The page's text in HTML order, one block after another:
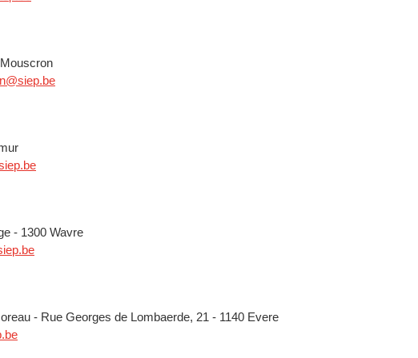
- 1300 Wavre
- Rue Georges de Lombaerde, 21 - 1140 Evere